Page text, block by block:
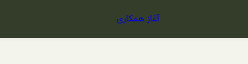
آغاز همکاری